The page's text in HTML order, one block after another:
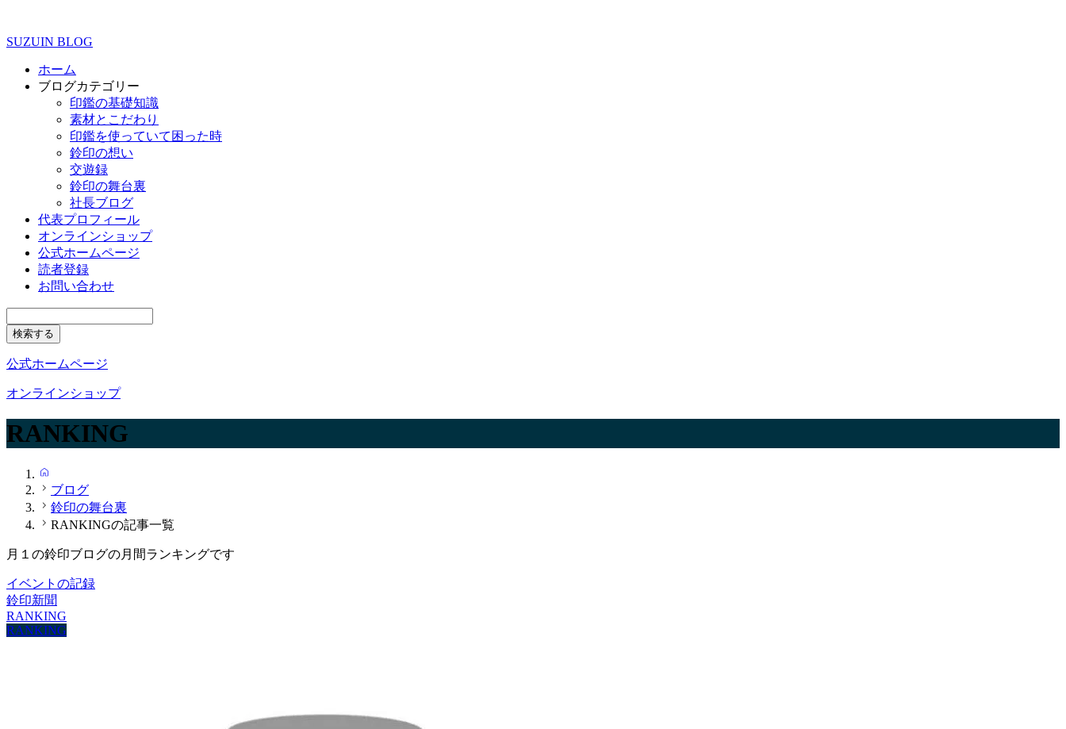
SUZUIN BLOG
ホーム
ブログカテゴリー
印鑑の基礎知識
素材とこだわり
印鑑を使っていて困った時
鈴印の想い
交遊録
鈴印の舞台裏
社長ブログ
代表プロフィール
オンラインショップ
公式ホームページ
読者登録
お問い合わせ
公式ホームページ
オンラインショップ
RANKING
ブログ
鈴印の舞台裏
RANKINGの記事一覧
月１の鈴印ブログの月間ランキングです
イベントの記録
鈴印新聞
RANKING
RANKING